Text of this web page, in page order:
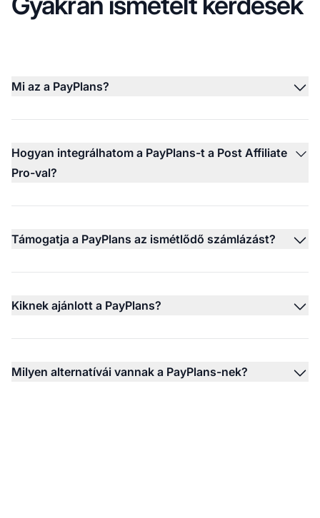
Mi az a PayPlans?
Hogyan integrálhatom a PayPlans-t a Post Affiliate
Pro-val?
Támogatja a PayPlans az ismétlődő számlázást?
Kiknek ajánlott a PayPlans?
Milyen alternatívái vannak a PayPlans-nek?